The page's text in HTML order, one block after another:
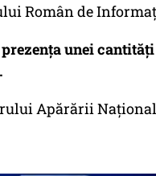
Român de
unei
Apărării